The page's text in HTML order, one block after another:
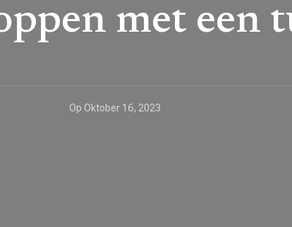
met een
Op Oktober 16, 2023